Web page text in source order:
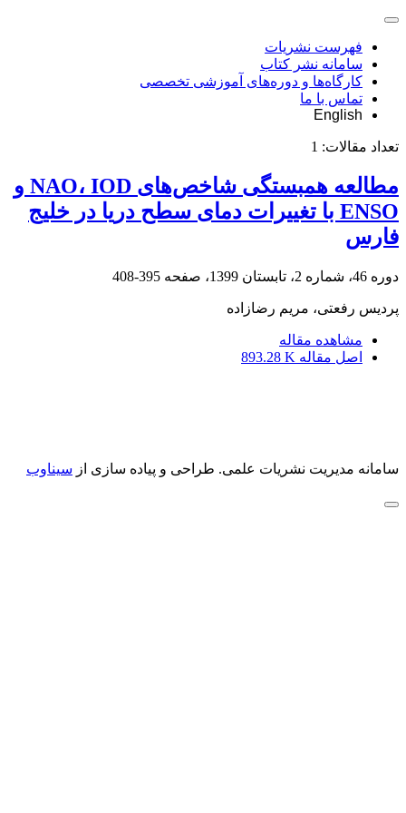
فهرست نشریات
سامانه نشر کتاب
کارگاه‌ها و دوره‌های آموزشی تخصصی
تماس با ما
English
تعداد مقالات: 1
مطالعه همبستگی شاخص‌های NAO، IOD و
ENSO با تغییرات دمای سطح دریا در خلیج
فارس
دوره 46، شماره 2، تابستان 1399، صفحه 395-408
پردیس رفعتی، مریم رضازاده
مشاهده مقاله
اصل مقاله 893.28 K
سامانه مدیریت نشریات علمی. طراحی و پیاده سازی از سیناوب